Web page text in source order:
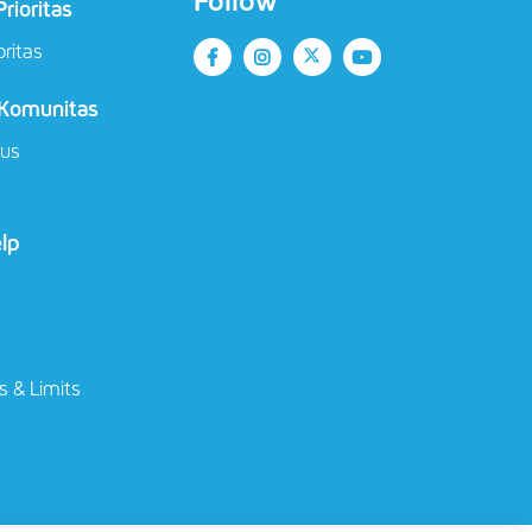
& Limits